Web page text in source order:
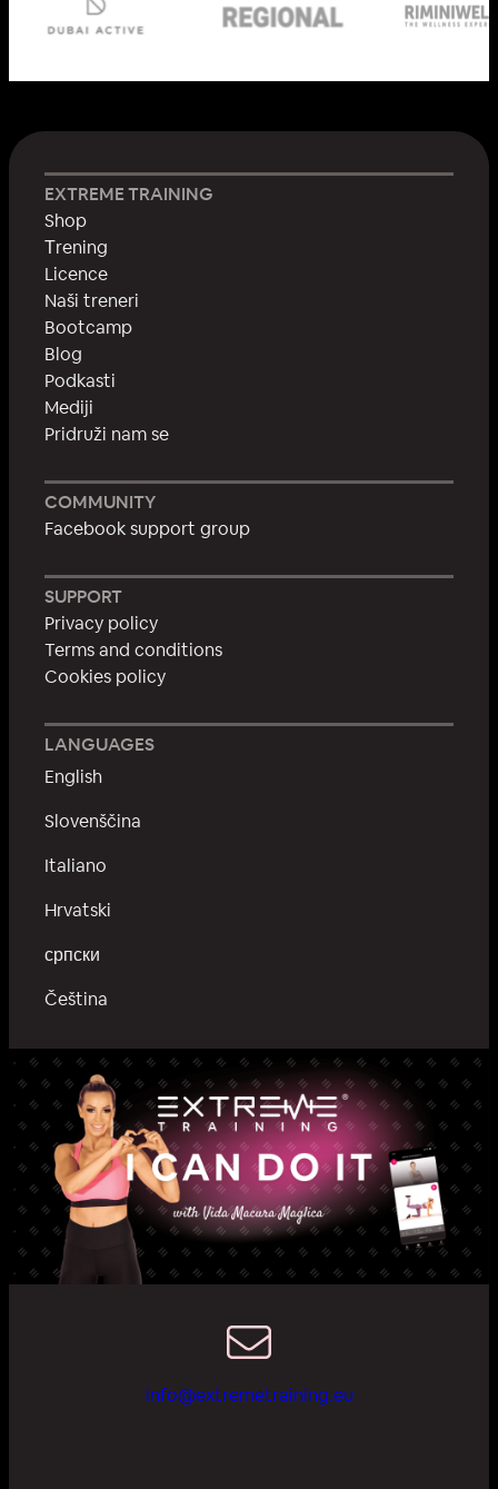
EXTREME TRAINING
Shop
Тrening
Licence
Naši treneri
Bootcamp
Blog
Podkasti
Mediji
Pridruži nam se
COMMUNITY
Facebook support group
SUPPORT
Privacy policy
Terms and conditions
Cookies policy
LANGUAGES
English
Slovenščina
Italiano
Hrvatski
српски
Čeština
info@extremetraining.eu